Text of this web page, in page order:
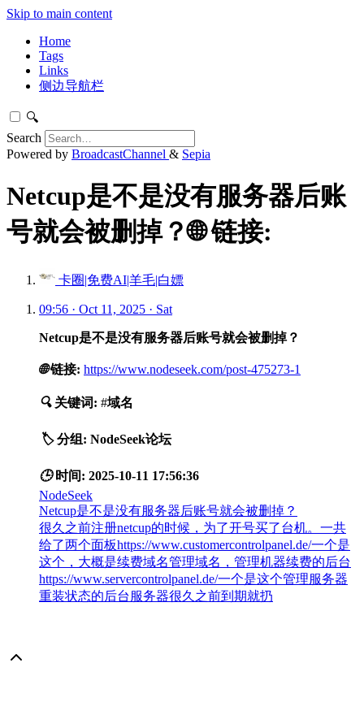
Skip to main content
Home
Tags
Links
侧边导航栏
🔍
Search
Powered by BroadcastChannel & Sepia
Netcup是不是没有服务器后账
号就会被删掉？🌐 链接:
卡圈|免费AI|羊毛|白嫖
09:56 · Oct 11, 2025 · Sat
Netcup是不是没有服务器后账号就会被删掉？
🌐 链接: https://www.nodeseek.com/post-475273-1
🔍 关键词: #域名
🏷️ 分组: NodeSeek论坛
🕒 时间: 2025-10-11 17:56:36
NodeSeek
Netcup是不是没有服务器后账号就会被删掉？
很久之前注册netcup的时候，为了开号买了台机。一共
给了两个面板https://www.customercontrolpanel.de/一个是
这个，大概是续费域名管理域名，管理机器续费的后台
https://www.servercontrolpanel.de/一个是这个管理服务器
重装状态的后台服务器很久之前到期就扔